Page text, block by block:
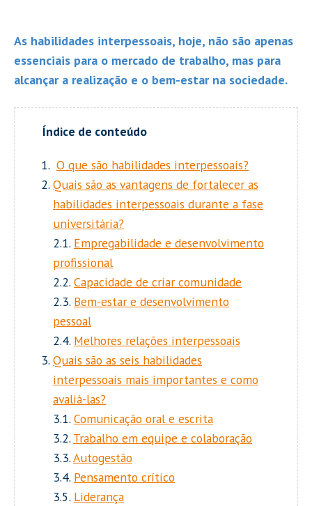
As habilidades interpessoais, hoje, não são apenas
essenciais para o mercado de trabalho, mas para
alcançar a realização e o bem-estar na sociedade.
O que são habilidades interpessoais?
Quais são as vantagens de fortalecer as
habilidades interpessoais durante a fase
universitária?
2.1. Empregabilidade e desenvolvimento
profissional
2.2. Capacidade de criar comunidade
2.3. Bem-estar e desenvolvimento
pessoal
2.4. Melhores relações interpessoais
Quais são as seis habilidades
interpessoais mais importantes e como
avaliá-las?
3.1. Comunicação oral e escrita
3.2. Trabalho em equipe e colaboração
3.3.Autogestão
3.4. Pensamento crítico
3.5. Liderança